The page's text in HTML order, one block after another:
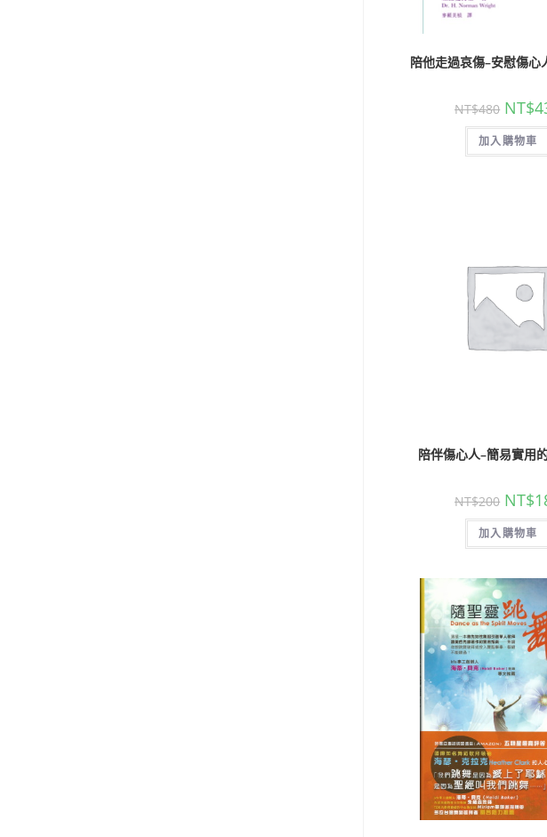
陪他走過哀傷–安慰傷心
NT$480 NT$
加入購物車
陪伴傷心人–簡易實用
NT$200 NT$
加入購物車